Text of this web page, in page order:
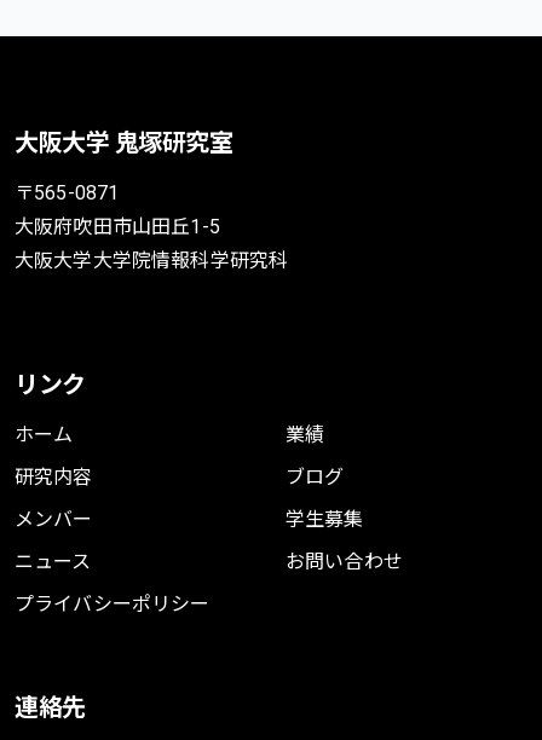
大阪大学 鬼塚研究室
〒565-0871
大阪府吹田市山田丘1-5
大阪大学大学院情報科学研究科
リンク
ホーム
研究内容
メンバー
ニュース
プライバシーポリシー
業績
ブログ
学生募集
お問い合わせ
連絡先